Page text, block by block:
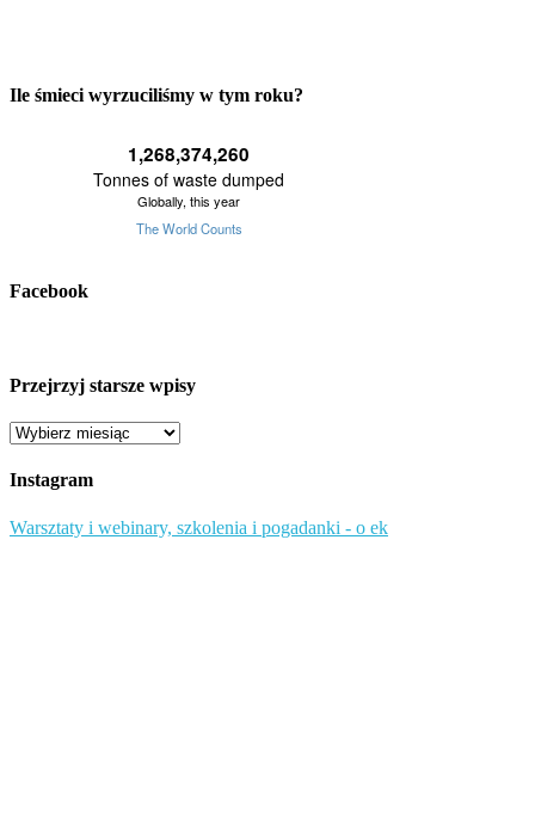
Ile śmieci wyrzuciliśmy w tym roku?
Facebook
Przejrzyj starsze wpisy
Przejrzyj
wpisy
Instagram
Warsztaty i webinary, szkolenia i pogadanki - o ek